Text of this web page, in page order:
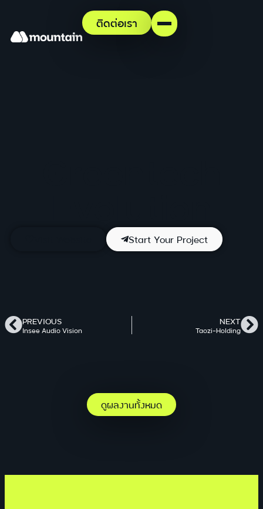
ติดต่อเรา
Start Your Project
PREVIOUS
Insee Audio Vision
NEXT
Taozi-Holding
ดูผลงานทั้งหมด